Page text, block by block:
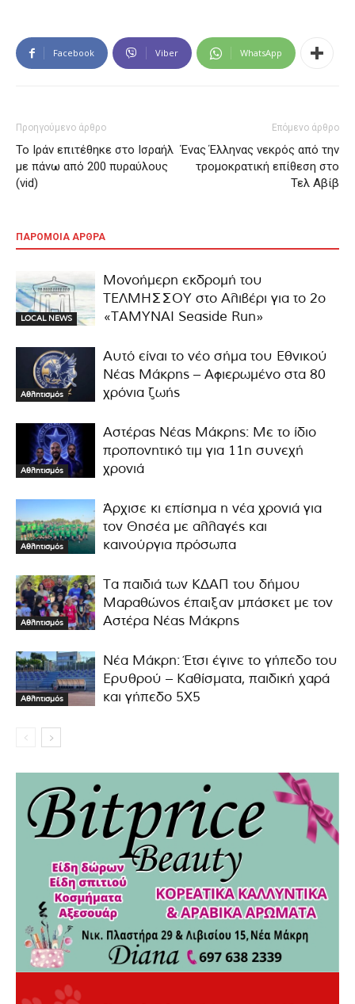
Facebook Viber WhatsApp
Προηγούμενο άρθρο
Το Ιράν επιτέθηκε στο Ισραήλ
με πάνω από 200 πυραύλους
(vid)
Επόμενο άρθρο
Ένας Έλληνας νεκρός από την
τρομοκρατική επίθεση στο
Τελ Αβίβ
ΠΑΡΟΜΟΙΑ ΑΡΘΡΑ
LOCAL NEWS
Μονοήμερη εκδρομή του
ΤΕΛΜΗΣΣΟΥ στο Αλιβέρι για το 2ο
«ΤΑΜΥΝΑΙ Seaside Run»
Αθλητισμός
Αυτό είναι το νέο σήμα του Εθνικού
Νέας Μάκρης – Αφιερωμένο στα 80
χρόνια ζωής
Αθλητισμός
Αστέρας Νέας Μάκρης: Με το ίδιο
προπονητικό τιμ για 11η συνεχή
χρονιά
Αθλητισμός
Άρχισε κι επίσημα η νέα χρονιά για
τον Θησέα με αλλαγές και
καινούργια πρόσωπα
Αθλητισμός
Τα παιδιά των ΚΔΑΠ του δήμου
Μαραθώνος έπαιξαν μπάσκετ με τον
Αστέρα Νέας Μάκρης
Αθλητισμός
Νέα Μάκρη: Έτσι έγινε το γήπεδο του
Ερυθρού – Καθίσματα, παιδική χαρά
και γήπεδο 5Χ5